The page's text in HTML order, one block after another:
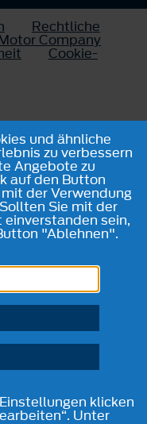
Rechtliche
Company
Cookie-
und ähnliche
zu verbessern
Angebote zu
auf den Button
der Verwendung
Sie mit der
sein,
"Ablehnen".
klicken
Unter